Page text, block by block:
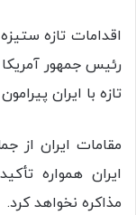
اقدامات تازه
رئیس جمهور
تازه با ایران
مقامات ایران از
ایران همواره
مذاکره نخواهد کرد.